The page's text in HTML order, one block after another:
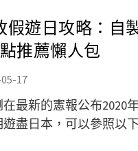
假遊日攻略：自
推薦懶人包
17
最新的憲報公布2020
盡日本，可以參照以